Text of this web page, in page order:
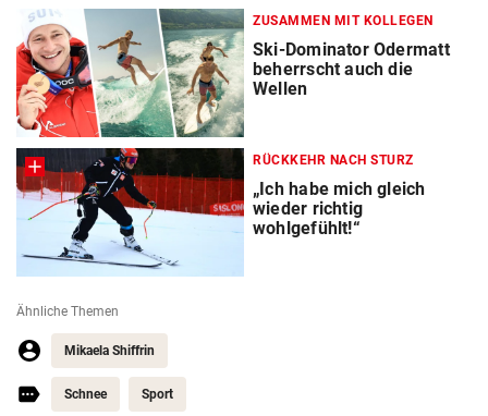
ZUSAMMEN MIT KOLLEGEN
Ski-Dominator Odermatt
beherrscht auch die
Wellen
RÜCKKEHR NACH STURZ
„Ich habe mich gleich
wieder richtig
wohlgefühlt!“
Ähnliche Themen
Mikaela Shiffrin
Schnee Sport